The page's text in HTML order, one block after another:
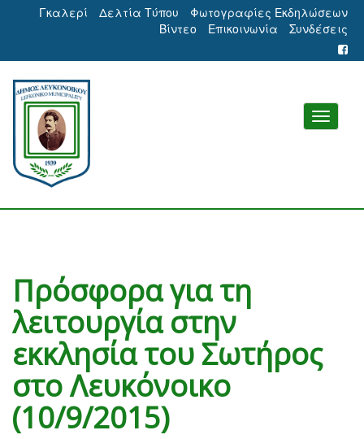
Γκαλερί Δελτία Τύπου
Φωτογραφίες Εκδηλώσεων
Βίντεο
Επικοινωνία Συνδέσεις
Πρόσφορα για τη
λειτουργία στην
εκκλησία του Σωτήρος
στο Λευκόνοικο
(10/9/2015)